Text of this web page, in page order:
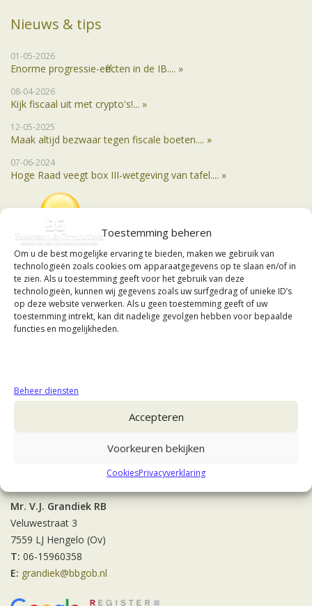
Toestemming beheren
Om u de best mogelijke ervaring te bieden, maken we gebruik van
technologieën zoals cookies om apparaatgegevens op te slaan en/of in
te zien. Als u toestemming geeft voor het gebruik van deze
technologieën, kunnen wij gegevens zoals uw surfgedrag of unieke ID’s
op deze website verwerken. Als u geen toestemming geeft of uw
toestemming intrekt, kan dit nadelige gevolgen hebben voor bepaalde
functies en mogelijkheden.
Beheer diensten
Accepteren
Voorkeuren bekijken
CookiesPrivacyverklaring
Nieuws & tips
01-05-2026
Enorme progressie-effecten in de IB.... »
08-04-2026
Kijk fiscaal uit met crypto's!... »
12-05-2025
Maak altijd bezwaar tegen fiscale boeten.... »
07-06-2024
Hoge Raad veegt box III-wetgeving van tafel.... »
Mr. V.J. Grandiek RB
Veluwestraat 3
7559 LJ Hengelo (Ov)
T: 06-15960358
E: grandiek@bbgob.nl